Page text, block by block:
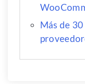
Más de